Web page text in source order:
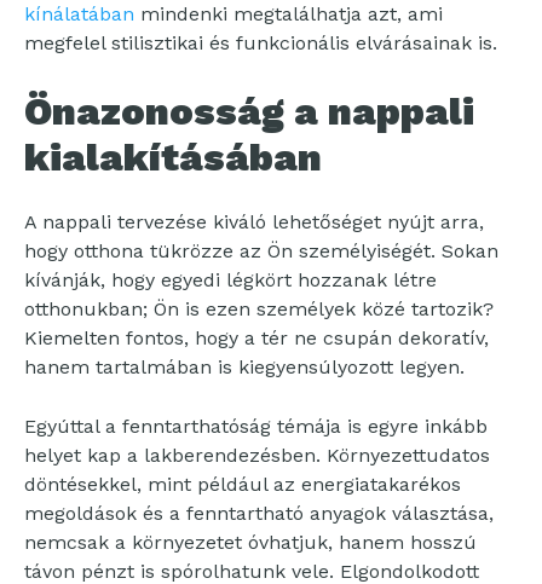
kínálatában mindenki megtalálhatja azt, ami
megfelel stilisztikai és funkcionális elvárásainak is.
Önazonosság a nappali
kialakításában
A nappali tervezése kiváló lehetőséget nyújt arra,
hogy otthona tükrözze az Ön személyiségét. Sokan
kívánják, hogy egyedi légkört hozzanak létre
otthonukban; Ön is ezen személyek közé tartozik?
Kiemelten fontos, hogy a tér ne csupán dekoratív,
hanem tartalmában is kiegyensúlyozott legyen.
Egyúttal a fenntarthatóság témája is egyre inkább
helyet kap a lakberendezésben. Környezettudatos
döntésekkel, mint például az energiatakarékos
megoldások és a fenntartható anyagok választása,
nemcsak a környezetet óvhatjuk, hanem hosszú
távon pénzt is spórolhatunk vele. Elgondolkodott